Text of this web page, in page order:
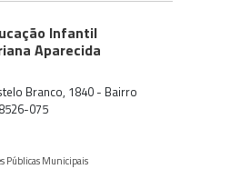
Infantil
Aparecida
Branco, 1840 - Bairro
075
Públicas Municipais